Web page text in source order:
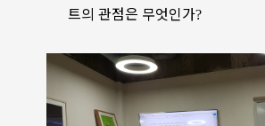
트의 관점은 무엇인가?